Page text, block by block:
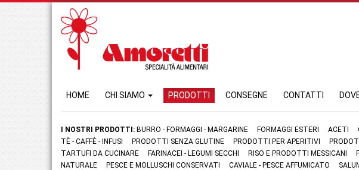
HOME CHI SIAMO PRODOTTI CONSEGNE CONTATTI
I NOSTRI PRODOTTI: BURRO - FORMAGGI - MARGARINE FORMAGGI ESTERI ACETI
TÈ - CAFFÈ - INFUSI
PRODOTTI SENZA GLUTINE PRODOTTI PER APERITIVI
TARTUFI DA CUCINARE
FARINACEI - LEGUMI SECCHI RISO E PRODOTTI MESSICANI
NATURALE
PESCE E MOLLUSCHI CONSERVATI CAVIALE - PESCE AFFUMICATO